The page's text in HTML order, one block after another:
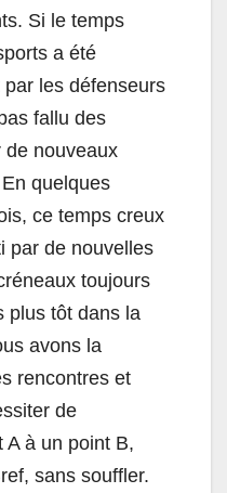
Si le temps
a été
les défenseurs
fallu des
de nouveaux
quelques
ce temps creux
par de nouvelles
toujours
plus tôt dans la
avons la
rencontres et
de
A à un point B,
sans souffler.